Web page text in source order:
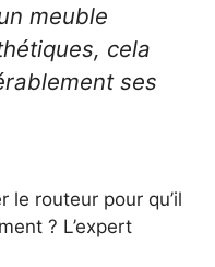
meuble
cela
ses
routeur pour qu’il
? L’expert